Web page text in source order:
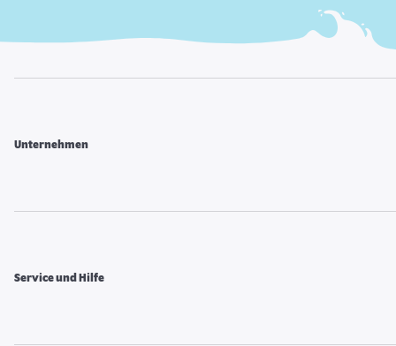
Unternehmen
Service und Hilfe